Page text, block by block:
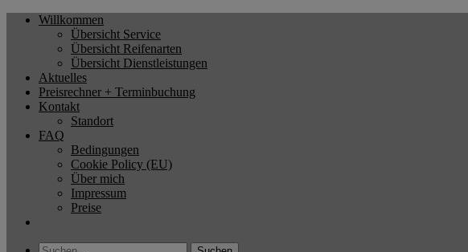
Zum
Reifenservice Sven Kempe
Bester Service zum kleinen Preis
Willkommen
Übersicht Service
Übersicht Reifenarten
Übersicht Dienstleistungen
Aktuelles
Preisrechner + Terminbuchung
Kontakt
Standort
FAQ
Bedingungen
Cookie Policy (EU)
Über mich
Impressum
Preise
Suchen